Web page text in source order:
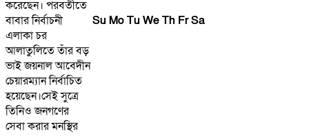
করেছেন। পরবর্তীতে
বাবার নির্বাচনী
এলাকা চর
আলাতুলিতে তাঁর বড়
ভাই জয়নাল আবেদীন
চেয়ারম্যান নির্বাচিত
হয়েছেন।সেই সুত্রে
তিনিও জনগণের
সেবা করার মনস্থির
Su MoTu WeTh FrSa